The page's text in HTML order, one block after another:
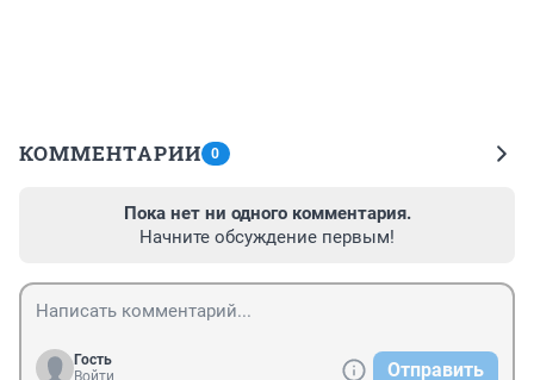
КОММЕНТАРИИ 0
Пока нет ни одного комментария.
Начните обсуждение первым!
Гость
Войти
Отправить